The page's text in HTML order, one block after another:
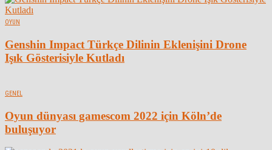
OYUN
Genshin Impact Türkçe Dilinin Eklenişini Drone
Işık Gösterisiyle Kutladı
GENEL
Oyun dünyası gamescom 2022 için Köln’de
buluşuyor